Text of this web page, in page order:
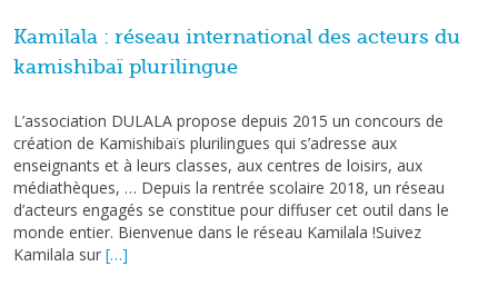
Kamilala : réseau international des acteurs du
kamishibaï plurilingue
L’association DULALA propose depuis 2015 un concours de
création de Kamishibaïs plurilingues qui s’adresse aux
enseignants et à leurs classes, aux centres de loisirs, aux
médiathèques, … Depuis la rentrée scolaire 2018, un réseau
d’acteurs engagés se constitue pour diffuser cet outil dans le
monde entier. Bienvenue dans le réseau Kamilala !Suivez
Kamilala sur […]